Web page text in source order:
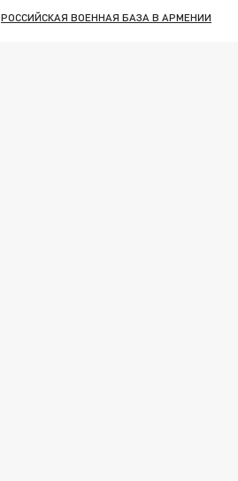
РОССИЙСКАЯ ВОЕННАЯ БАЗА В АРМЕНИИ